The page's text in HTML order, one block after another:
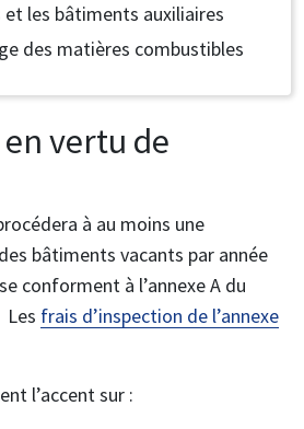
et les bâtiments auxiliaires
des matières combustibles
vertu de
à au moins une
bâtiments vacants par année
conforment à l’annexe A du
Les frais d’inspection de l’annexe
l’accent sur :